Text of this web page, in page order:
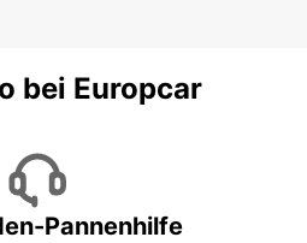
bei Europcar
Pannenhilfe